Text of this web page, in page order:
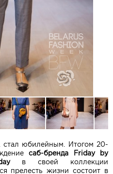
стал юбилейным. Итогом 20-
саб-бренда
Friday by
в своей коллекции
прелесть жизни состоит в